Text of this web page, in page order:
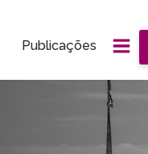
Publicações